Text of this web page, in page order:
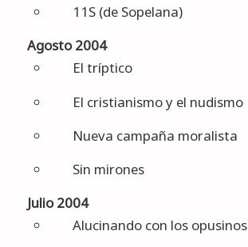
11S (de Sopelana)
Agosto 2004
El tríptico
El cristianismo y el nudismo
Nueva campaña moralista
Sin mirones
Julio 2004
Alucinando con los opusinos